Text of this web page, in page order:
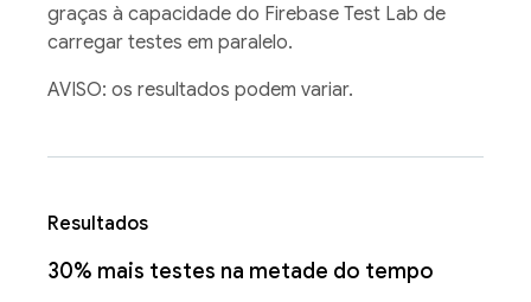
graças à capacidade do Firebase Test Lab de
carregar testes em paralelo.
AVISO: os resultados podem variar.
Resultados
30% mais testes na metade do tempo